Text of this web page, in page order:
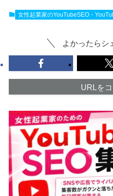
女性起業家のYouTubeSEO・
よかったらシ
URLを